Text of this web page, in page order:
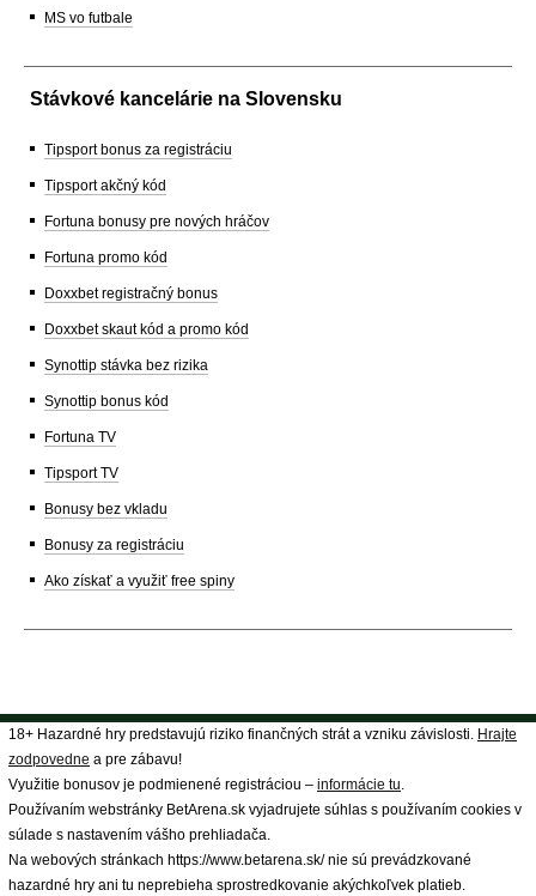
MS vo futbale
Stávkové kancelárie na Slovensku
Tipsport bonus za registráciu
Tipsport akčný kód
Fortuna bonusy pre nových hráčov
Fortuna promo kód
Doxxbet registračný bonus
Doxxbet skaut kód a promo kód
Synottip stávka bez rizika
Synottip bonus kód
Fortuna TV
Tipsport TV
Bonusy bez vkladu
Bonusy za registráciu
Ako získať a využiť free spiny
18+ Hazardné hry predstavujú riziko finančných strát a vzniku závislosti. Hrajte
zodpovedne a pre zábavu!
Využitie bonusov je podmienené registráciou – informácie tu
Používaním webstránky BetArena.sk vyjadrujete súhlas s používaním cookies v
súlade s nastavením vášho prehliadača.
Na webových stránkach https://www.betarena.sk/ nie sú prevádzkované
hazardné hry ani tu neprebieha sprostredkovanie akýchkoľvek platieb.